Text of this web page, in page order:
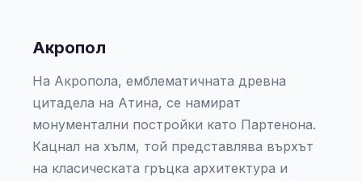
Акропол
На Акропола, емблематичната древна
цитадела на Атина, се намират
монументални постройки като Партенона.
Кацнал на хълм, той представлява върхът
на класическата гръцка архитектура и